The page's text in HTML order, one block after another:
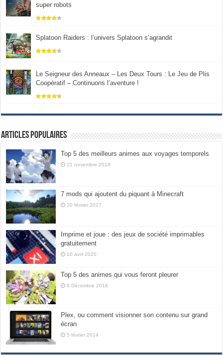
super robots
Splatoon Raiders : l’univers Splatoon s’agrandit
Le Seigneur des Anneaux – Les Deux Tours : Le Jeu de Plis
Coopératif – Continuons l’aventure !
Articles populaires
Top 5 des meilleurs animes aux voyages temporels
21 novembre 2018
7 mods qui ajoutent du piquant à Minecraft
20 février 2017
Imprime et joue : des jeux de société imprimables
gratuitement
10 avril 2020
Top 5 des animes qui vous feront pleurer
8 Décembre 2018
Plex, ou comment visionner son contenu sur grand
écran
5 février 2014